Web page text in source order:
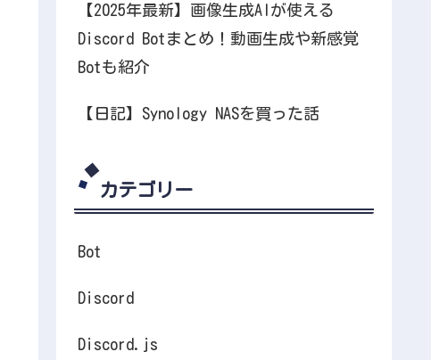
【2025年最新】画像生成AIが使える
Discord Botまとめ！動画生成や新感覚
Botも紹介
【日記】Synology NASを買った話
カテゴリー
Bot
Discord
Discord.js